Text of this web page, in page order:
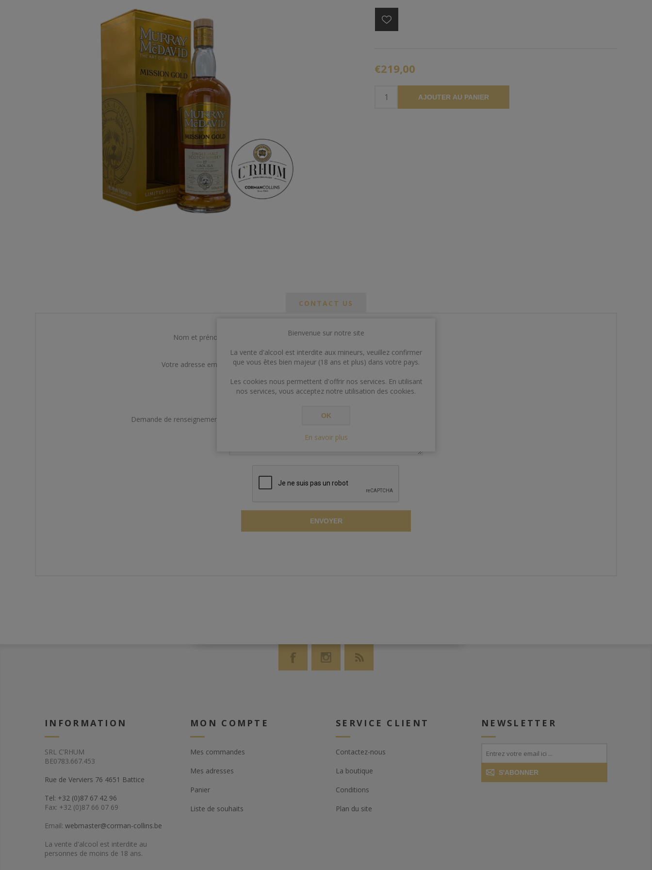
€219,00
AJOUTER AU PANIER
CONTACT US
Nom et prénom
Votre adresse email
Demande de renseignements
ENVOYER
INFORMATION
SRL C’RHUM
BE0783.667.453
Rue de Verviers 76 4651 Battice
Tel: +32 (0)87 67 42 96
Fax: +32 (0)87 66 07 69
Email: webmaster@corman-collins.be
La vente d'alcool est interdite au
personnes de moins de 18 ans.
MON COMPTE
Mes commandes
Mes adresses
Panier
Liste de souhaits
SERVICE CLIENT
Contactez-nous
La boutique
Conditions
Plan du site
NEWSLETTER
S'ABONNER
Bienvenue sur notre site
La vente d'alcool est interdite aux mineurs, veuillez confirmer
que vous êtes bien majeur (18 ans et plus) dans votre pays.
Les cookies nous permettent d'offrir nos services. En utilisant
nos services, vous acceptez notre utilisation des cookies.
OK
En savoir plus